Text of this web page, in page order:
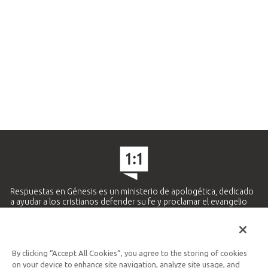
Respuestas en Génesis es un ministerio de apologética, dedicado
a ayudar a los cristianos defender su fe y proclamar el evangelio
Ministerio Hispano y Latinoamericano
By clicking “Accept All Cookies”, you agree to the storing of cookies
on your device to enhance site navigation, analyze site usage, and